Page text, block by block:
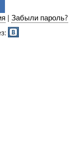
| Забыли пароль?